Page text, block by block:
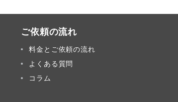
ご依頼の流れ
料金とご依頼の流れ
よくある質問
コラム